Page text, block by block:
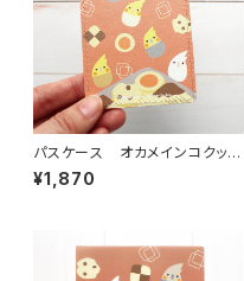
パスケース オカメインコクッキ
ー
¥1,870